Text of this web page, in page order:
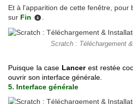
Et à l'apparition de cette fenêtre, pour
sur Fin ❻
Scratch : Téléchargement
Puisque la case Lancerest restée
ouvrir son interface générale.
5. Interface générale